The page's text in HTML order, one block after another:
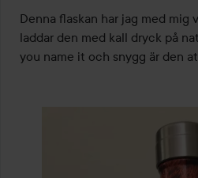
Denna flaskan har jag med mig
laddar den med kall dryck på
you name it och snygg är den